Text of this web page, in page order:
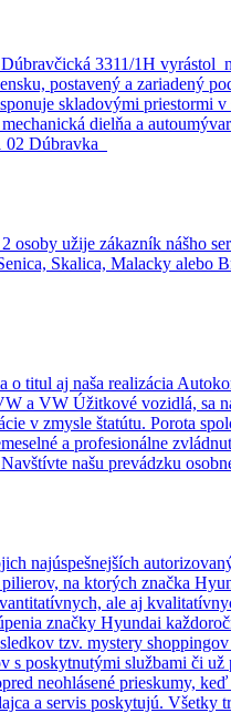
3311/1H
postavený a zariadený
skladovými priestormi
dielňa a
02 Dúbravka
užije zákazník nášho
Skalica, Malacky alebo
titul aj naša realizácia
a VW Úžitkové vozidlá, sa
v zmysle štatútu. Porota
a profesionálne
našu prevádzku
najúspešnejších
na ktorých značka
ale aj
značky Hyundai
tzv. mystery
poskytnutými službami či
neohlásené prieskumy,
a servis poskytujú.